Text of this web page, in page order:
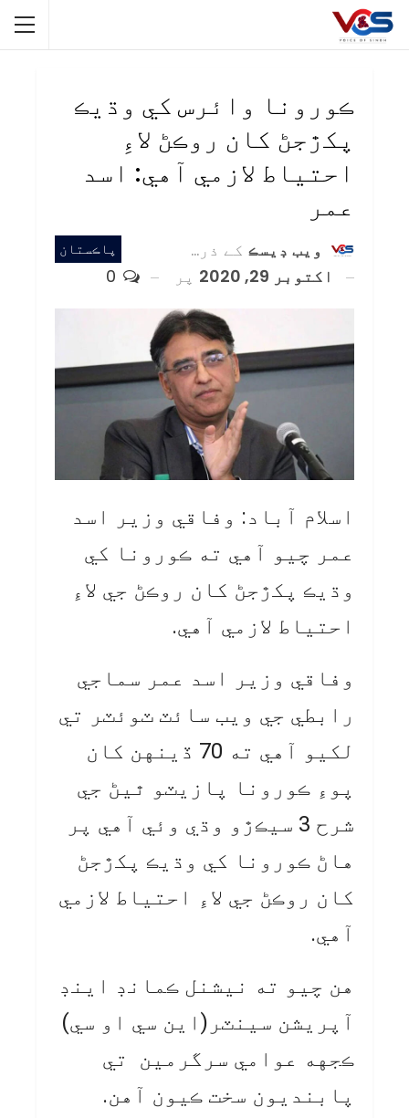
ڪورونا وائرس کي وڌيڪ
پکڙجڻ کان روڪڻ لاءِ
احتياط لازمي آهي: اسد
عمر
پاڪستان ويب ڊيسڪ کے ذریعہ
اکتوبر 29, 2020
پر
اسلام آباد: وفاقي وزير اسد
عمر چيو آهي ته ڪورونا کي
وڌيڪ پکڙجڻ کان روڪڻ جي لاءِ
احتياط لازمي آهي.
وفاقي وزير اسد عمر سماجي
رابطي جي ويب سائٽ ٽوئٽر تي
لکيو آهي ته 70 ڏينهن کان
پوءِ ڪورونا پازيٽو ٿيڻ جي
شرح 3 سيڪڙو وڌي وئي آهي پر
هاڻ ڪورونا کي وڌيڪ پکڙجڻ
کان روڪڻ جي لاءِ احتياط لازمي
آهي.
هن چيو ته نيشنل ڪمانڊ اينڊ
آپريشن سينٽر(اين سي او سي)
ڪجهه عوامي سرگرمين تي
پابنديون سخت ڪيون آهن.